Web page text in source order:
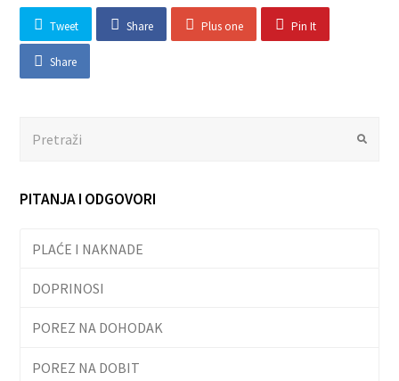
Tweet Share Plus one Pin It
Share
PITANJA I ODGOVORI
PLAĆE I NAKNADE
DOPRINOSI
POREZ NA DOHODAK
POREZ NA DOBIT